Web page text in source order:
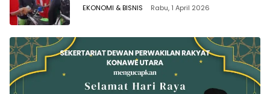
EKONOMI & BISNIS Rabu, 1 April 2026